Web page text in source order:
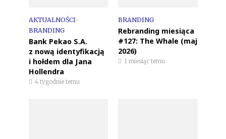
AKTUALNOŚCI•
BRANDING
Bank Pekao S.A.
z nową identyfikacją
i hołdem dla Jana
Hollendra
4 tygodnie temu
BRANDING
Rebranding miesiąca
#127: The Whale (maj
2026)
1 miesiąc temu